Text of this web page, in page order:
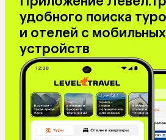
удобного поиска
и отелей с мобильных
устройств